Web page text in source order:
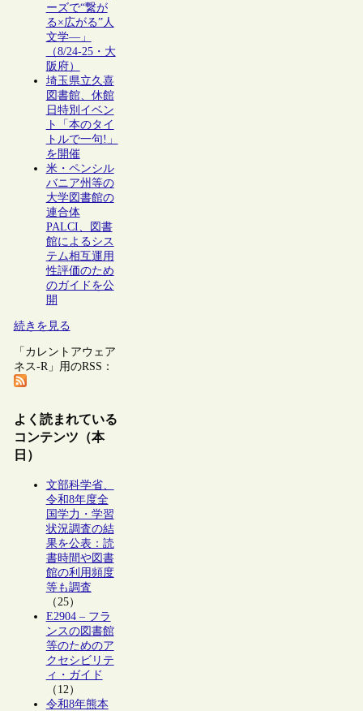
ーズで“繋が
る×広がる”人
文学―」
（8/24-25・大
阪府）
埼玉県立久喜
図書館、休館
日特別イベン
ト「本のタイ
トルで一句!」
を開催
米・ペンシル
バニア州等の
大学図書館の
連合体
PALCI、図書
館によるシス
テム相互運用
性評価のため
のガイドを公
開
続きを見る
「カレントアウェア
ネス-R」用のRSS：
よく読まれている
コンテンツ（本
日）
文部科学省、
令和8年度全
国学力・学習
状況調査の結
果を公表：読
書時間や図書
館の利用頻度
等も調査
（25）
E2904 – フラ
ンスの図書館
等のためのア
クセシビリテ
ィ・ガイド
（12）
令和8年熊本